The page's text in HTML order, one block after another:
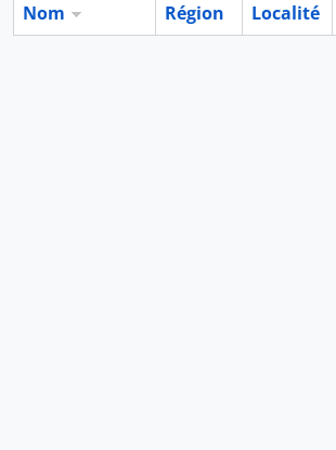
Nom Région Localité